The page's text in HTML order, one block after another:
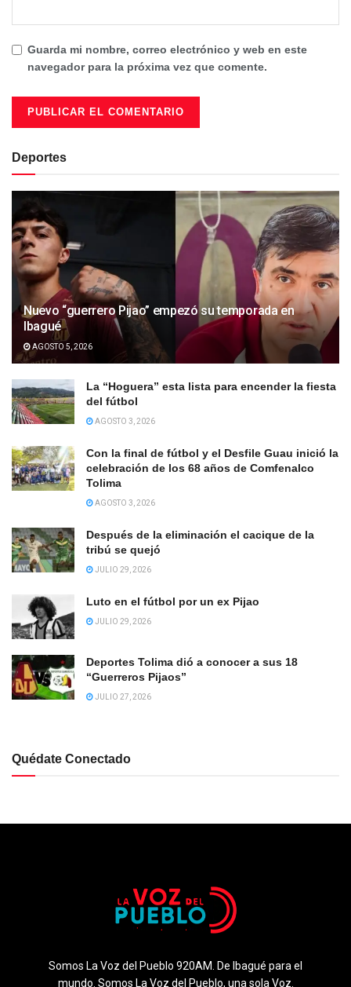
Guarda mi nombre, correo electrónico y web en este
navegador para la próxima vez que comente.
Deportes
Nuevo “guerrero Pijao” empezó su temporada en
Ibagué
AGOSTO 5, 2026
La “Hoguera” esta lista para encender la fiesta
del fútbol
AGOSTO 3, 2026
Con la final de fútbol y el Desfile Guau inició la
celebración de los 68 años de Comfenalco
Tolima
AGOSTO 3, 2026
Después de la eliminación el cacique de la
tribú se quejó
JULIO 29, 2026
Luto en el fútbol por un ex Pijao
JULIO 29, 2026
Deportes Tolima dió a conocer a sus 18
“Guerreros Pijaos”
JULIO 27, 2026
Quédate Conectado
Somos La Voz del Pueblo 920AM. De Ibagué para el
mundo. Somos La Voz del Pueblo, una sola Voz.